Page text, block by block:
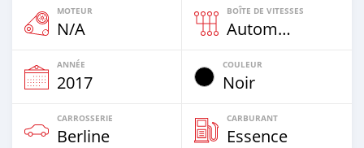
MOTEUR
N/A
BOÎTE DE VITESSES
Automatique
ANNÉE
2017
COULEUR
Noir
CARROSSERIE
Berline
CARBURANT
Essence